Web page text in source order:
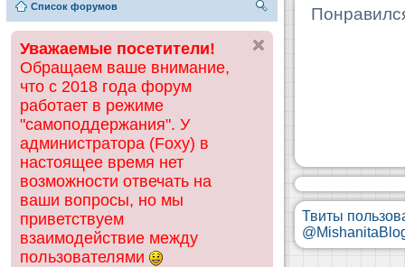
Список форумов
ск
Уважаемые посетители!
Обращаем ваше внимание,
что с 2018 года форум
работает в режиме
"самоподдержания". У
администратора (Foxy) в
настоящее время нет
возможности отвечать на
ваши вопросы, но мы
приветствуем
взаимодействие между
пользователями
Твиты